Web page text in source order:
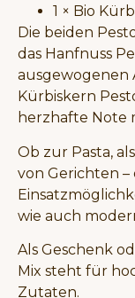
1 × Bio
Die beiden
das Hanfnuss
ausgewogenen
Kürbiskern
herzhafte Note
Ob zur Pasta,
von Gerichten –
wie auch
Als Geschenk
Mix steht für
Zutaten.